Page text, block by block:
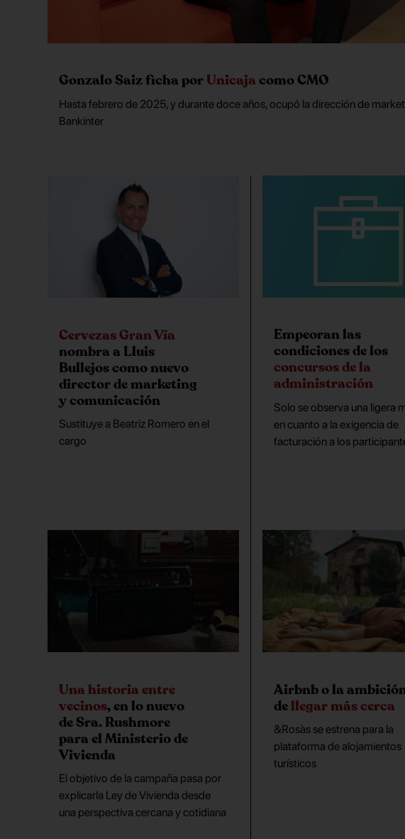
Gonzalo Saiz ficha porUnicajacomo CMO
Hasta febrero de 2025, y durante doce años, ocupó la dirección de
Bankinter
Cervezas Gran Vía
nombra a Lluis
Bullejos como nuevo
director de marketing
y comunicación
Sustituye a Beatriz Romero en el
cargo
Empeoran las
condiciones de los
concursos de la
administración
Solo se observa una ligera
en cuanto a la exigencia de
facturación a los
Una historia entre
vecinos, en lo nuevo
de Sra. Rushmore
para el Ministerio de
Vivienda
El objetivo de la campaña pasa por
explicarla Ley de Vivienda desde
una perspectiva cercana y cotidiana
Airbnb o la
dellegar más cerca
&Rosàs se estrena para la
plataforma de alojamientos
turísticos